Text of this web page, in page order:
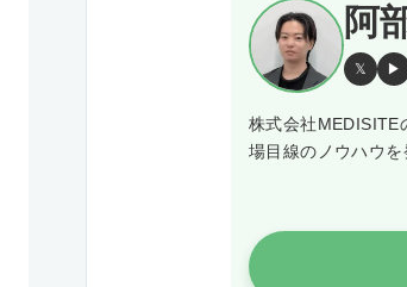
阿
𝕏 ▶
株式会社MEDISITE
場目線のノウハウを